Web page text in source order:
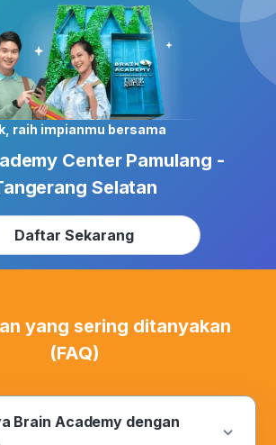
raih impianmu bersama
Center Pamulang -
Selatan
Daftar Sekarang
yang sering ditanyakan
(FAQ)
Brain Academy dengan